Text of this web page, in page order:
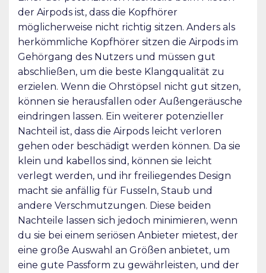
der Airpods ist, dass die Kopfhörer
möglicherweise nicht richtig sitzen. Anders als
herkömmliche Kopfhörer sitzen die Airpods im
Gehörgang des Nutzers und müssen gut
abschließen, um die beste Klangqualität zu
erzielen. Wenn die Ohrstöpsel nicht gut sitzen,
können sie herausfallen oder Außengeräusche
eindringen lassen. Ein weiterer potenzieller
Nachteil ist, dass die Airpods leicht verloren
gehen oder beschädigt werden können. Da sie
klein und kabellos sind, können sie leicht
verlegt werden, und ihr freiliegendes Design
macht sie anfällig für Fusseln, Staub und
andere Verschmutzungen. Diese beiden
Nachteile lassen sich jedoch minimieren, wenn
du sie bei einem seriösen Anbieter mietest, der
eine große Auswahl an Größen anbietet, um
eine gute Passform zu gewährleisten, und der